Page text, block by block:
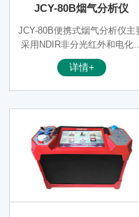
JCY-80B烟气分析仪
JCY-80B便携式烟气分析仪主
采用NDIR非分光红外和电化学
技术，可用于直接测量烟气中
O2 、CO、 SO2 、NO、 NO
力及流速等参数。该产品采用
大触摸彩屏设计具有精度高、
积小、携带方便、操作简单及
好的人机交互界面等优点，可
用于燃煤电厂、垃圾焚烧电厂
详情+